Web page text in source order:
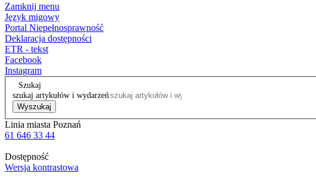
Zamknij menu
Język migowy
Portal Niepełnosprawność
Deklaracja dostępności
ETR - tekst
Facebook
Instagram
Szukaj
szukaj artykułów i wydarzeń
Wyszukaj
Linia miasta Poznań
61 646 33 44
Dostępność
Wersja kontrastowa